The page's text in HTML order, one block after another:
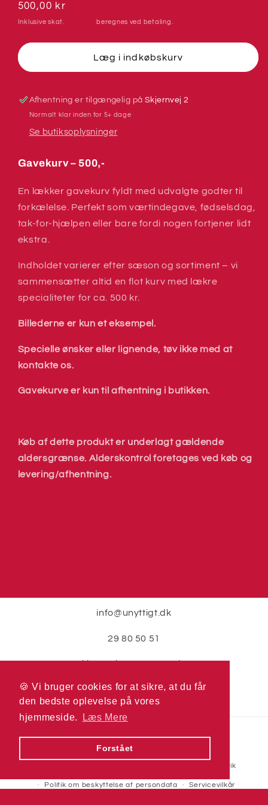
🍪 Vi bruger cookies for at sikre, at du får
den bedste oplevelse på vores
hjemmeside.
Læs Mere
Forstået
🍪 Vi bruger cookies for at sikre, at du får
den bedste oplevelse på vores
hjemmeside.
Læs Mere
Forstået
for
Gavekurv
Gavekurv
Normalpris
500,00 kr
Inklusive skat. beregnes ved betaling.
Læg i indkøbskurv
Afhentning er tilgængelig på Skjernvej 2
Normalt klar inden for 5+ dage
Se butiksoplysninger
Gavekurv – 500,-
En lækker gavekurv fyldt med udvalgte godter til
forkælelse. Perfekt som værtindegave, fødselsdag,
tak-for-hjælpen eller bare fordi nogen fortjener lidt
ekstra.
Indholdet varierer efter sæson og sortiment – vi
sammensætter altid en flot kurv med lækre
specialiteter for ca. 500 kr.
Billederne er kun et eksempel.
Specielle ønsker eller lignende, tøv ikke med at
kontakte os.
Gavekurve er kun til afhentning i butikken.
Køb af dette produkt er underlagt gældende
aldersgrænse. Alderskontrol foretages ved køb og
levering/afhentning.
info@unyttigt.dk
29 80 50 51
Skjernvej 2, 7400 Herning
Refusionspolitik
Politik om beskyttelse af persondata Servicevilkår